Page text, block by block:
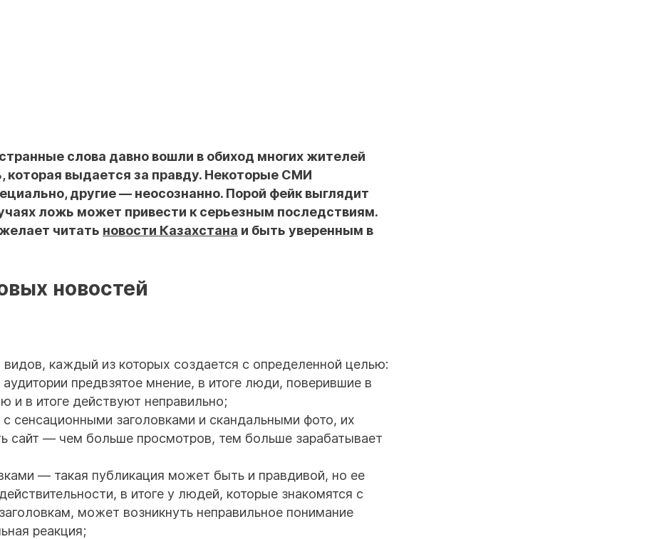
слова давно вошли в обиход многих жителей
которая выдается за правду. Некоторые СМИ
другие — неосознанно. Порой фейк выглядит
ложь может привести к серьезным последствиям.
читать новости Казахстана и быть уверенным в
новостей
каждый из которых создается с определенной целью:
предвзятое мнение, в итоге люди, поверившие в
в итоге действуют неправильно;
сенсационными заголовками и скандальными фото, их
сайт — чем больше просмотров, тем больше зарабатывает
— такая публикация может быть и правдивой, но ее
в итоге у людей, которые знакомятся с
может возникнуть неправильное понимание
реакция;